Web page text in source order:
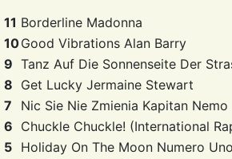
11 Borderline Madonna
10Good Vibrations Alan Barry
9 Tanz Auf Die Sonnenseite Der
8 Get Lucky Jermaine Stewart
7
Nic Sie Nie Zmienia Kapitan Nemo
6 Chuckle Chuckle! (International
5 Holiday On The Moon Numero Uno